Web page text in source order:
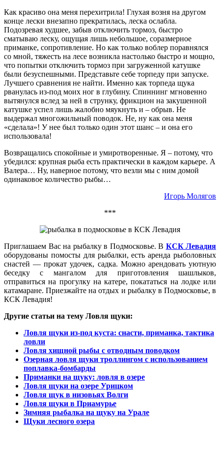
Как красиво она меня перехитрила! Глухая возня на другом
конце лески внезапно прекратилась, леска ослаб­ла.
Подозревая худшее, забыв отключить тормоз, быстро
сматываю леску, ощущая лишь небольшое, соразмерное
приманке, сопротивление. Но как только воблер поравнялся
со мной, тяжесть на лесе возникла настолько быстро и мощно,
что попытки отключить тормоз при загруженной катушке
были безуспешными. Представьте себе торпеду при запуске.
Лучшего сравнения не найти. Именно как торпеда щука
рванулась из-под моих ног в глубину. Спиннинг мгновенно
вы­тянулся вслед за ней в струнку, фрикцион на закушенной
катушке успел лишь жалобно мяукнуть и – обрыв. Не
выдержал многожильный поводок. Не, ну как она меня
«сделала»! У нее был только один этот шанс – и она его
использовала!
Возвращались спокойные и умиротворенные. Я – потому, что
убедился: крупная рыба есть практически в каждом карьере. А
Валера… Ну, наверное потому, что везли мы с ним домой
одинаковое количество рыбы…
Игорь Молягов
***
Приглашаем Вас на рыбалку в Подмосковье. В КСК Левадия
оборудованы помосты для рыбалки, есть аренда рыболовных
снастей — прокат удочек, садка. Можно арендовать уютную
беседку с мангалом для приготовления шашлыков,
отправиться на прогулку на катере, покататься на лодке или
катамаране. Приезжайте на отдых и рыбалку в Подмосковье, в
КСК Левадия!
Другие статьи на тему Ловля щуки:
Ловля щуки из-под куста: снасти, приманка, тактика
ловли
Ловля хищной рыбы с отводным поводком
Озерная ловля щуки троллингом с использованием
поплавка-бомбарды
Приманки на щуку: ловля в озере
Ловля щуки на озере Урицком
Ловля щук в низовьях Волги
Ловля щуки в Приамурье
Зимняя рыбалка на щуку на Урале
Щуки лесного озера